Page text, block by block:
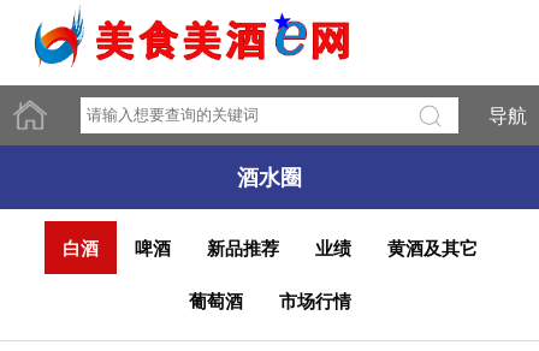
导航
酒水圈
白酒 啤酒 新品推荐 业绩 黄酒及其它
葡萄酒 市场行情